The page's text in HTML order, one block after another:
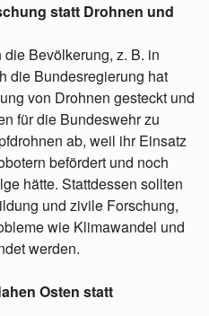
statt Drohnen und
Bevölkerung, z. B. in
die Bundesregierung hat
von Drohnen gesteckt und
für die Bundeswehr zu
ab, weil ihr Einsatz
befördert und noch
hätte. Stattdessen sollten
und zivile Forschung,
wie Klimawandel und
werden.
Osten statt